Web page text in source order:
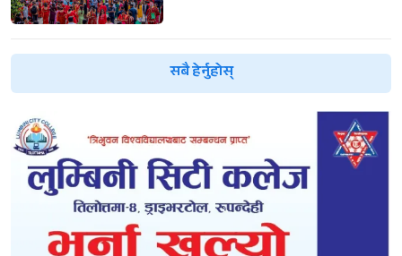
सबै हेर्नुहोस्